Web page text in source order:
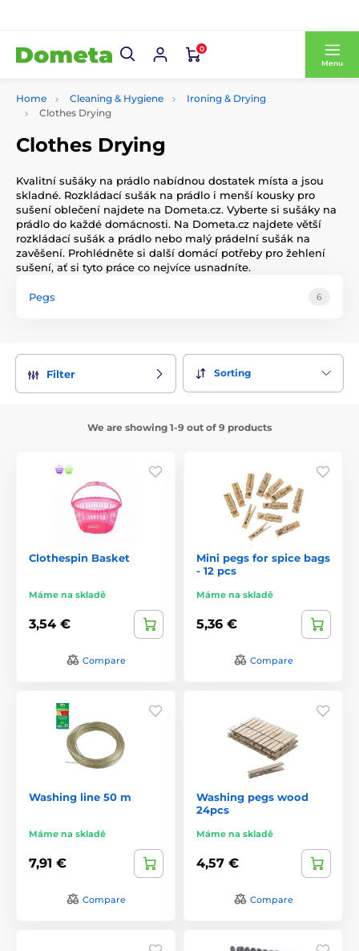
0
Menu
Home Cleaning & Hygiene
Ironing & Drying
Clothes Drying
Clothes Drying
Kvalitní sušáky na prádlo nabídnou dostatek místa a jsou
skladné. Rozkládací sušák na prádlo i menší kousky pro
sušení oblečení najdete na Dometa.cz. Vyberte si sušáky na
prádlo do každé domácnosti. Na Dometa.cz najdete větší
rozkládací sušák a prádlo nebo malý prádelní sušák na
zavěšení. Prohlédněte si další domácí potřeby pro žehlení
sušení, ať si tyto práce co nejvíce usnadníte.
Pegs 6
Filter Sorting
We are showing 1-9 out of 9 products
Clothespin Basket
Máme na skladě
3,54 €
Compare
Mini pegs for spice bags
- 12 pcs
Máme na skladě
5,36 €
Compare
Washing line 50 m
Máme na skladě
7,91 €
Compare
Washing pegs wood
24pcs
Máme na skladě
4,57 €
Compare